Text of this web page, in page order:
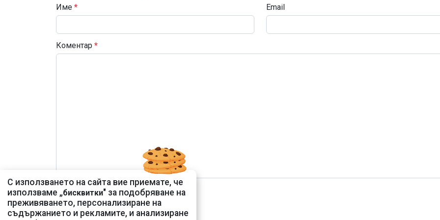
Име * Email
Коментар *
С използването на сайта вие приемате, че
използваме „бисквитки" за подобряване на
преживяването, персонализиране на
съдържанието и рекламите, и анализиране